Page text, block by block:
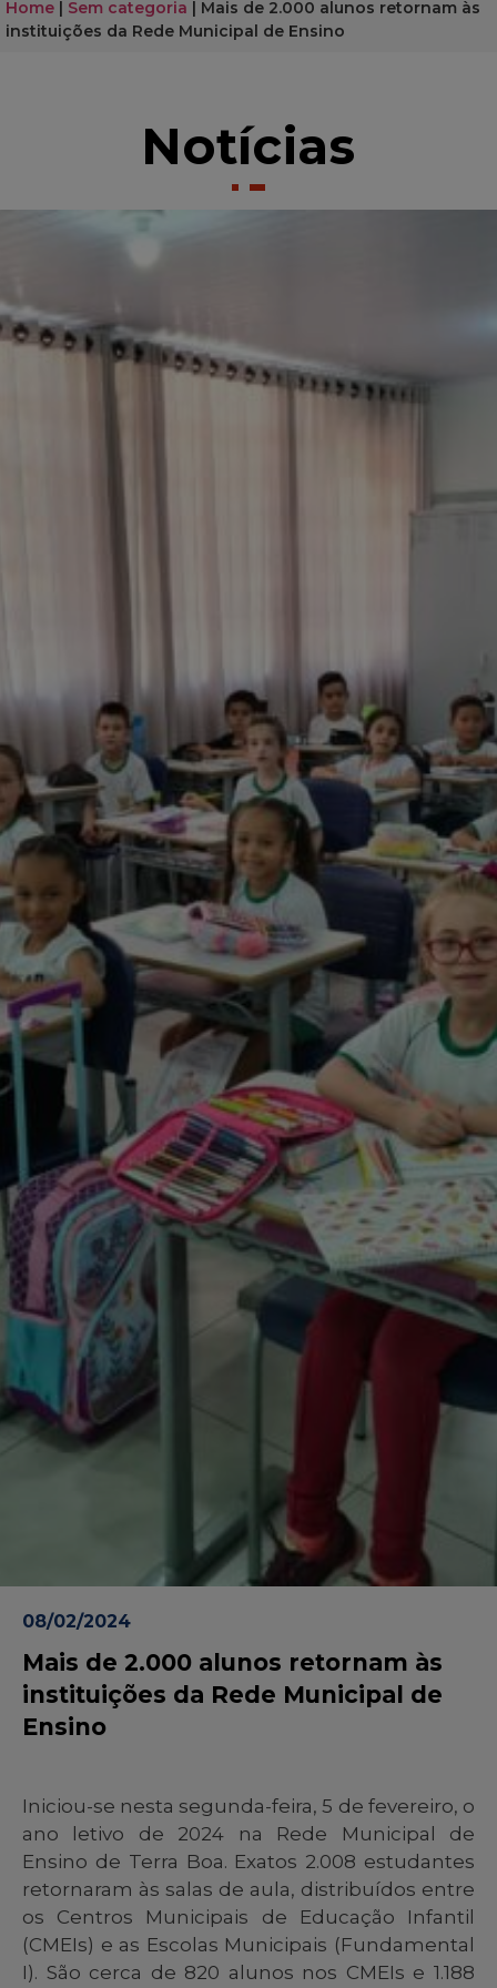
Home | Sem categoria | Mais de 2.000 alunos retornam às
instituições da Rede Municipal de Ensino
Notícias
08/02/2024
Mais de 2.000 alunos retornam às
instituições da Rede Municipal de
Ensino
Iniciou-se nesta segunda-feira, 5 de fevereiro, o
ano letivo de 2024 na Rede Municipal de
Ensino de Terra Boa. Exatos 2.008 estudantes
retornaram às salas de aula, distribuídos entre
os Centros Municipais de Educação Infantil
(CMEIs) e as Escolas Municipais (Fundamental
I). São cerca de 820 alunos nos CMEIs e 1.188